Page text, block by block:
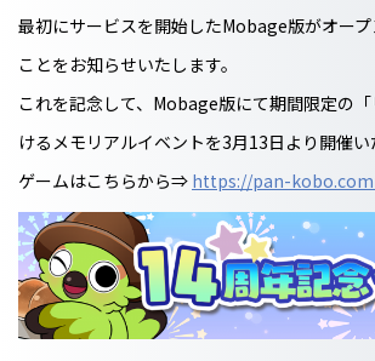
最初にサービスを開始したMobage版がオー
ことをお知らせいたします。
これを記念して、Mobage版にて期間限定の
けるメモリアルイベントを3月13日より開催い
ゲームはこちらから⇒ https://pan-